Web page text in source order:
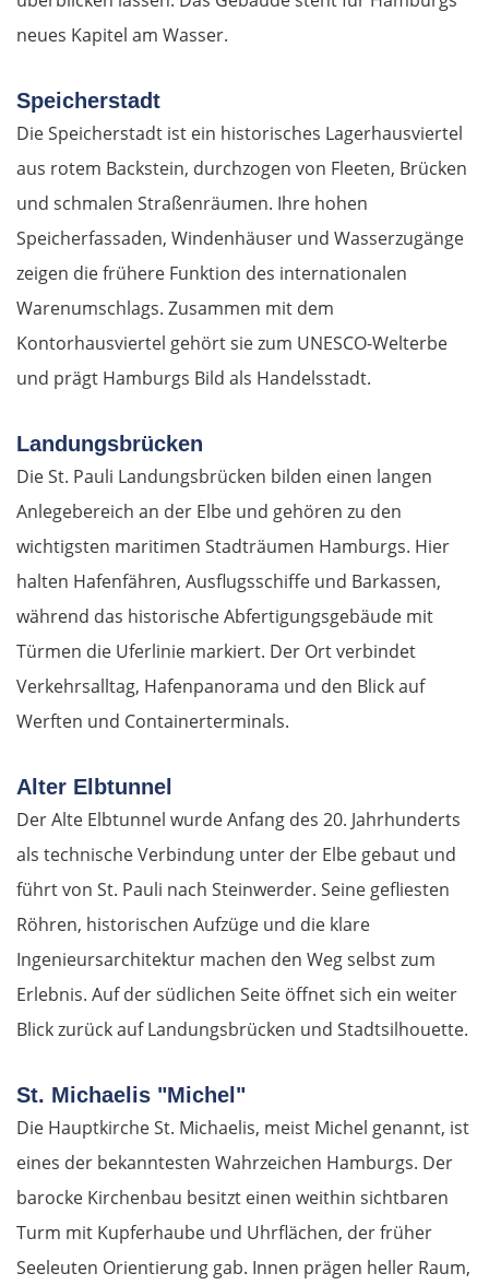
neues Kapitel am Wasser.
Speicherstadt
Die Speicherstadt ist ein historisches Lagerhausviertel
aus rotem Backstein, durchzogen von Fleeten, Brücken
und schmalen Straßenräumen. Ihre hohen
Speicherfassaden, Windenhäuser und Wasserzugänge
zeigen die frühere Funktion des internationalen
Warenumschlags. Zusammen mit dem
Kontorhausviertel gehört sie zum UNESCO-Welterbe
und prägt Hamburgs Bild als Handelsstadt.
Landungsbrücken
Die St. Pauli Landungsbrücken bilden einen langen
Anlegebereich an der Elbe und gehören zu den
wichtigsten maritimen Stadträumen Hamburgs. Hier
halten Hafenfähren, Ausflugsschiffe und Barkassen,
während das historische Abfertigungsgebäude mit
Türmen die Uferlinie markiert. Der Ort verbindet
Verkehrsalltag, Hafenpanorama und den Blick auf
Werften und Containerterminals.
Alter Elbtunnel
Der Alte Elbtunnel wurde Anfang des 20. Jahrhunderts
als technische Verbindung unter der Elbe gebaut und
führt von St. Pauli nach Steinwerder. Seine gefliesten
Röhren, historischen Aufzüge und die klare
Ingenieursarchitektur machen den Weg selbst zum
Erlebnis. Auf der südlichen Seite öffnet sich ein weiter
Blick zurück auf Landungsbrücken und Stadtsilhouette.
St. Michaelis "Michel"
Die Hauptkirche St. Michaelis, meist Michel genannt, ist
eines der bekanntesten Wahrzeichen Hamburgs. Der
barocke Kirchenbau besitzt einen weithin sichtbaren
Turm mit Kupferhaube und Uhrflächen, der früher
Seeleuten Orientierung gab. Innen prägen heller Raum,